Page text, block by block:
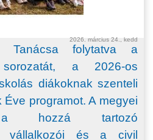
2026. március 24., kedd
Tanácsa folytatva a
sorozatát, a 2026-os
diákoknak szenteli
programot. A megyei
a hozzá tartozó
vállalkozói és a civil